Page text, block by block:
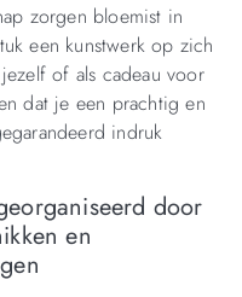
zorgen bloemist in
een kunstwerk op zich
of als cadeau voor
dat je een prachtig en
indruk
door
en